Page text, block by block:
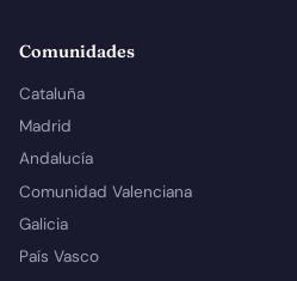
Comunidades
Cataluña
Madrid
Andalucía
Comunidad Valenciana
Galicia
País Vasco